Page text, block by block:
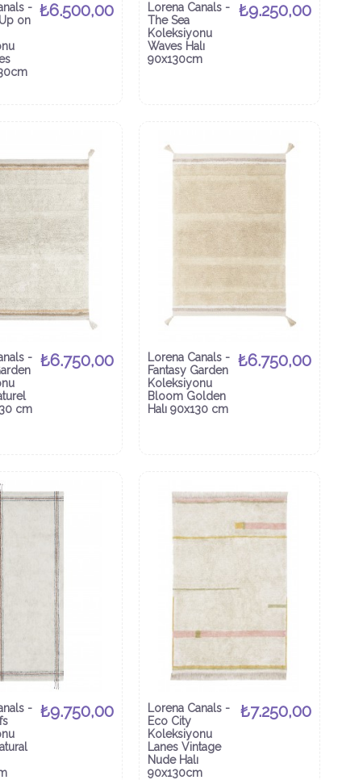
-
on
₺6.500,00
Lorena Canals -
The Sea
Koleksiyonu
Waves Halı
90x130cm
₺9.250,00
-
cm
₺6.750,00
Lorena Canals -
Fantasy Garden
Koleksiyonu
Bloom Golden
Halı 90x130 cm
₺6.750,00
-
₺9.750,00
Lorena Canals -
Eco City
Koleksiyonu
Lanes Vintage
Nude Halı
90x130cm
₺7.250,00